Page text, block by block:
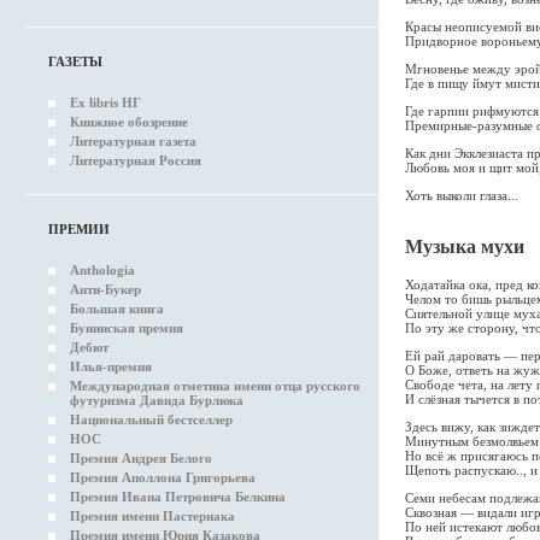
ГАЗЕТЫ
Ex libris НГ
Книжное обозрение
Литературная газета
Литературная Россия
ПРЕМИИ
Anthologia
Анти-Букер
Большая книга
Бунинская премия
Дебют
Илья-премия
Международная отметина имени отца русского
футуризма Давида Бурлюка
Национальный бестселлер
НОС
Премия Андрея Белого
Премия Аполлона Григорьева
Премия Ивана Петровича Белкина
Премия имени Пастернака
Премия имени Юрия Казакова
Красы неописуемой
Придворное
Мгновенье между
Где в пищу ймут
Где гарпии
Премирные-разумные
Как дни Экклезиаста
Любовь моя и щит
Хоть выколи глаза...
Музыка мухи
Ходатайка ока, пред
Челом то бишь
Сиятельной улице
По эту же сторону,
Ей рай даровать —
О Боже, ответь на
Свободе чета, на лету
И слёзная тычется в
Здесь вижу, как
Минутным безмолвьем
Но всё ж присягаюсь
Щепоть распускаю.., и
Семи небесам
Сквозная — видали
По ней истекают